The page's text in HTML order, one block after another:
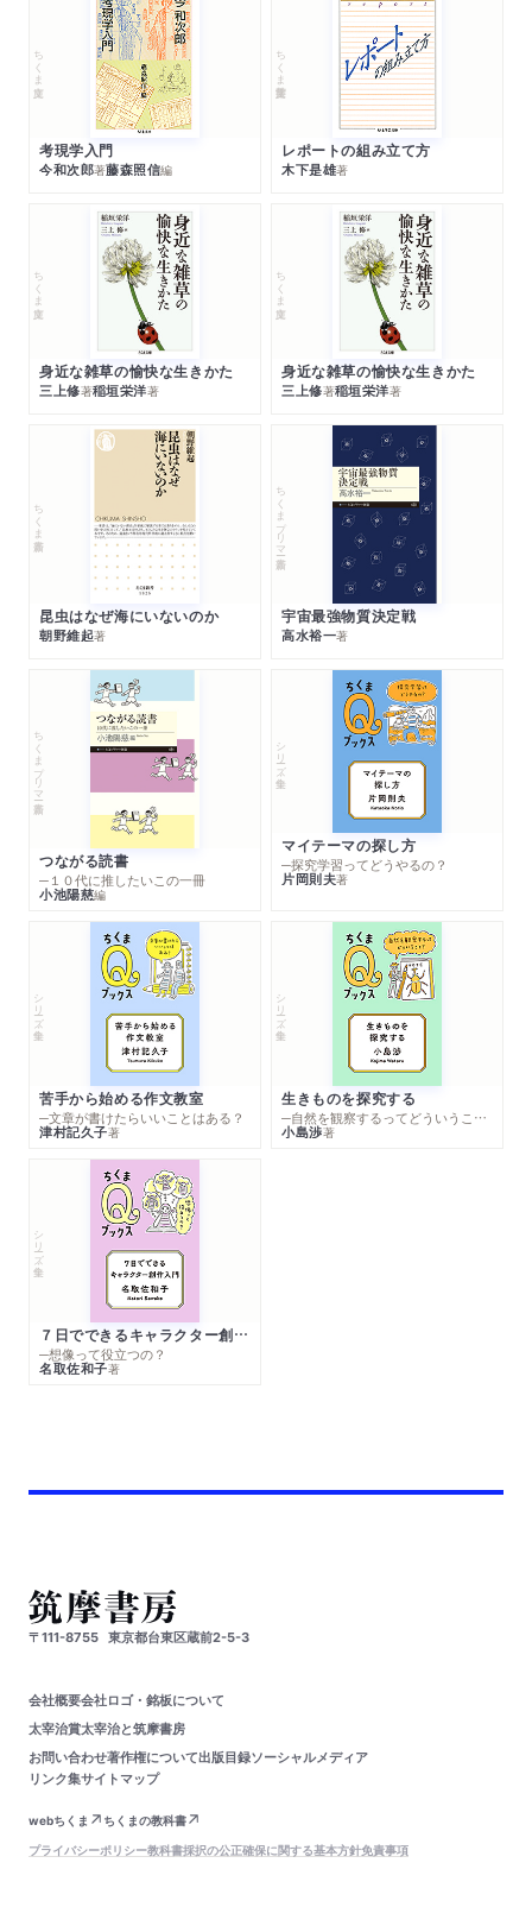
ちくま文庫
考現学入門
今和次郎著藤森照信編
ちくま学芸文庫
レポートの組み立て方
木下是雄著
ちくま文庫
身近な雑草の愉快な生きかた
三上修著稲垣栄洋著
ちくま文庫
身近な雑草の愉快な生きかた
三上修著稲垣栄洋著
ちくま新書
昆虫はなぜ海にいないのか
朝野維起著
ちくまプリマー新書
宇宙最強物質決定戦
高水裕一著
ちくまプリマー新書
つながる読書
─１０代に推したいこの一冊
小池陽慈編
シリーズ・全集
マイテーマの探し方
─探究学習ってどうやるの？
片岡則夫著
シリーズ・全集
苦手から始める作文教室
─文章が書けたらいいことはある？
津村記久子著
シリーズ・全集
生きものを探究する
─自然を観察するってどういうこと？
小島渉著
シリーズ・全集
７日でできるキャラクター創作入門
─想像って役立つの？
名取佐和子著
〒111-8755 東京都台東区蔵前2-5-3
会社概要会社ロゴ・銘板について
太宰治賞太宰治と筑摩書房
お問い合わせ著作権について出版目録ソーシャルメディア
リンク集サイトマップ
webちくま
ちくまの教科書
プライバシーポリシー教科書採択の公正確保に関する基本方針免責事項